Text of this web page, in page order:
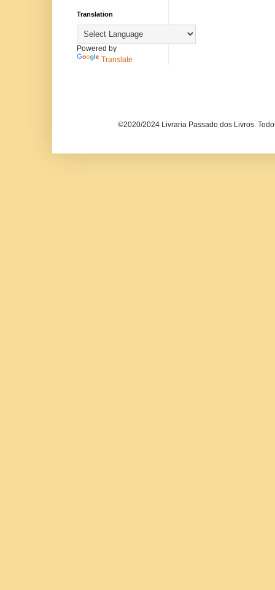
Translation
Powered by
Translate
©2020/2024 Livraria Passado dos Livros.